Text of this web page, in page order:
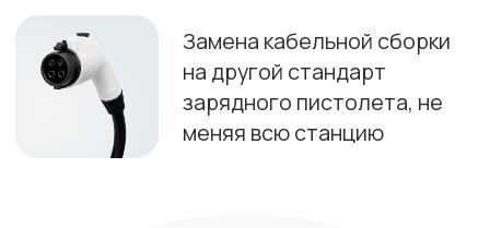
Наши проекты